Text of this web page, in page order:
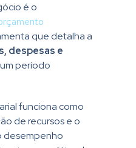
é o
que detalha a
despesas e
período
funciona como
de recursos e o
desempenho